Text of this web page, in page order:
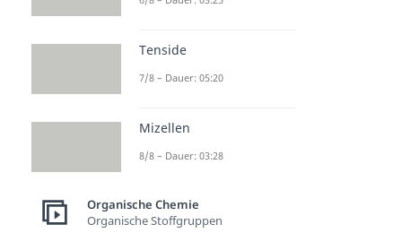
Ketogruppe
Tenside
7/8 – Dauer: 05:20
Mizellen
8/8 – Dauer: 03:28
Organische Chemie
Organische Stoffgruppen